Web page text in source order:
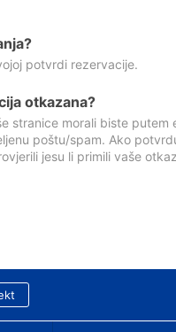
potvrdi rezervacije.
otkazana?
stranice morali biste
poštu/spam. Ako
jesu li primili vaše